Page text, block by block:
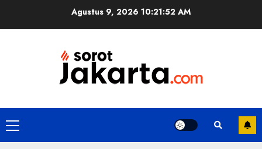
Agustus 9, 2026 10:21:52 AM
Primary
Menu